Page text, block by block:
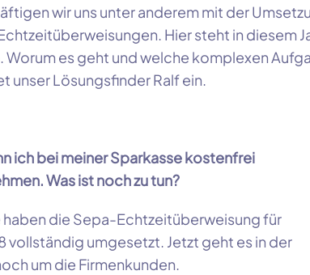
wir uns unter anderem mit der
Hier steht in diesem
Worum es geht und welche komplexen
unser Lösungsfinder Ralf ein.
ich bei meiner Sparkasse kostenfrei
Was ist noch zu tun?
haben die Sepa-Echtzeitüberweisung für
vollständig umgesetzt. Jetzt geht es in der
um die Firmenkunden.